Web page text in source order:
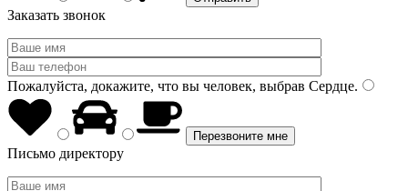
Заказать звонок
Пожалуйста, докажите, что вы человек, выбрав Сердце.
Письмо директору